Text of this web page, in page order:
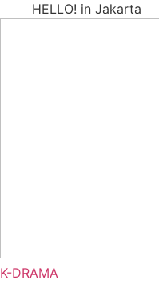
HELLO! in Jakarta
K-DRAMA